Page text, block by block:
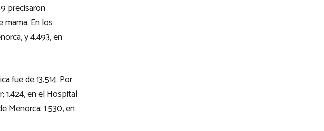
precisaron
mama. En los
y 4.493, en
fue de 13.514. Por
1.424, en el Hospital
Menorca; 1.530, en